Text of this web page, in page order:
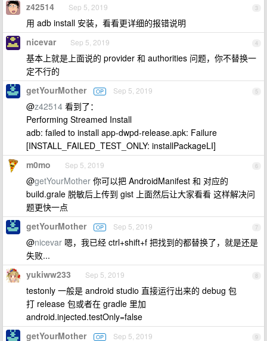
3
z42514 Sep 5, 2019
用 adb install 安装，看看更详细的报错说明
4
nicevar Sep 5, 2019
基本上就是上面说的 provider 和 authorities 问题，你不替换一
定不行的
5
getYourMother OP Sep 5, 2019
@z42514 看到了：
Performing Streamed Install
adb: failed to install app-dwpd-release.apk: Failure
[INSTALL_FAILED_TEST_ONLY: installPackageLI]
6
m0mo Sep 5, 2019
@getYourMother 你可以把 AndroidManifest 和 对应的
build.grale 脱敏后上传到 gist 上面然后让大家看看 这样解决问
题更快一点
7
getYourMother OP Sep 5, 2019
@nicevar 嗯，我已经 ctrl+shift+f 把找到的都替换了，就是还是
失败...
8
yukiww233 Sep 5, 2019
testonly 一般是 android studio 直接运行出来的 debug 包
打 release 包或者在 gradle 里加
android.injected.testOnly=false
9
getYourMother OP Sep 5, 2019